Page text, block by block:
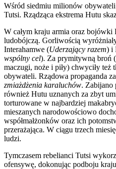
Wśród siedmiu milionów
Tutsi. Rządząca ekstrema Hutu
W całym kraju armia oraz bojówki
ludobójczą. Gorliwością
Interahamwe (Uderzający razem) i
wspólny cel). Za prymitywną broń
maczugi, noże i piły) chwyciły też
obywateli. Rządowa propaganda
zmiażdżenia karaluchów. Zabijano
również Hutu uznanych za zbyt
torturowane w najbardziej
mieszanych narodowościowo
współmałżonków oraz ich
przerażająca. W ciągu trzech
ludzi.
Tymczasem rebelianci Tutsi
ofensywę, dokonując podboju